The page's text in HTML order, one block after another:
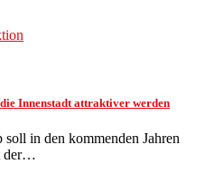
Innenstadt attraktiver werden
in den kommenden Jahren
der…